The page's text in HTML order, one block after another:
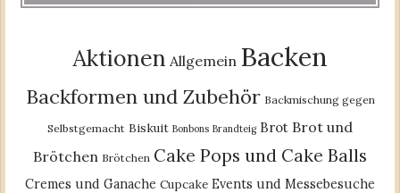
Aktionen Allgemein Backen
Backformen und Zubehör Backmischung gegen
Selbstgemacht Biskuit Bonbons Brandteig Brot Brot und
Brötchen Brötchen Cake Pops und Cake Balls
Cremes und Ganache Cupcake Events und Messebesuche